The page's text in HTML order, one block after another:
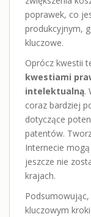
poprawek, co
produkcyjnym,
kluczowe.
Oprócz kwestii
kwestiami
intelektualną.
coraz bardziej
dotyczące
patentów.
Internecie
jeszcze nie
krajach.
kluczowym